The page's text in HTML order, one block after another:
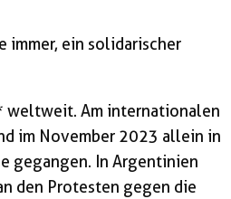
immer, ein solidarischer
weltweit. Am internationalen
im November 2023 allein in
gegangen. In Argentinien
den Protesten gegen die